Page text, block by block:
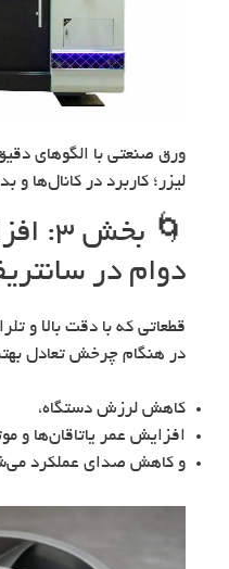
ورق صنعتی با الگوهای
لیزر؛ کاربرد در کانال‌ها و
🌀
دوام در
قطعاتی که با دقت بالا و
در هنگام چرخش تعادل
کاهش لرزش دستگاه،
افزایش عمر یاتاقان‌ها و
و کاهش صدای عملکرد